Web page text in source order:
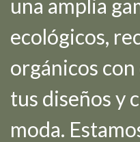
una amplia
ecológicos,
orgánicos
tus diseños y
moda.